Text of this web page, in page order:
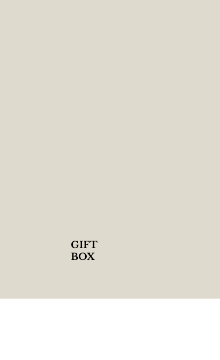
GIFT
​BOX